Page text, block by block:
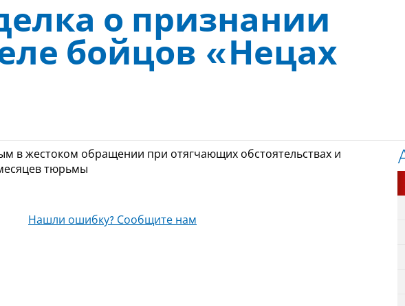
о признании
бойцов «Нецах
в жестоком обращении при отягчающих обстоятельствах и
тюрьмы
Нашли ошибку? Сообщите нам